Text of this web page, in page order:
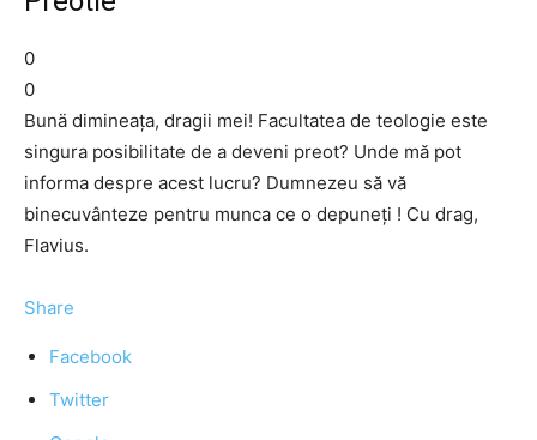
0
0
Bunä dimineaţa, dragii mei! Facultatea de teologie este
singura posibilitate de a deveni preot? Unde mă pot
informa despre acest lucru? Dumnezeu să vă
binecuvânteze pentru munca ce o depuneţi ! Cu drag,
Flavius.
Share
Facebook
Twitter